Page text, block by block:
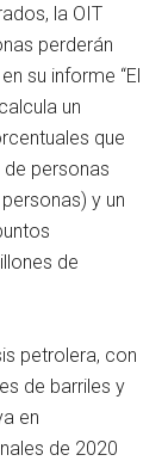
la OIT
perderán
su informe El
calcula un
que
personas
y un
de
petrolera, con
de barriles y
en
de 2020